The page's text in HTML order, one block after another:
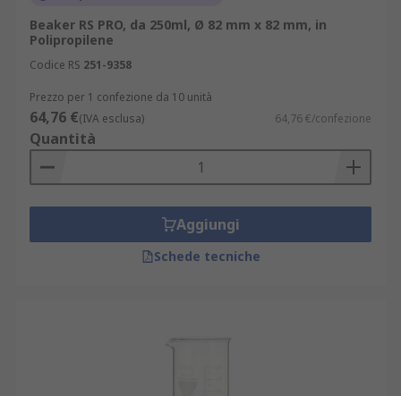
Beaker RS PRO, da 250ml, Ø 82 mm x 82 mm, in
Polipropilene
Codice RS 251-9358
Prezzo per 1 confezione da 10 unità
64,76 €(IVA esclusa) 64,76 €/confezione
Quantità
Aggiungi
Schede tecniche